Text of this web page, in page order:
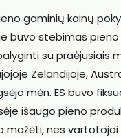
gaminių kainų
buvo stebimas
su praėjusiais
Zelandijoje,
mėn. ES buvo
išaugo pieno
mažėti, nes